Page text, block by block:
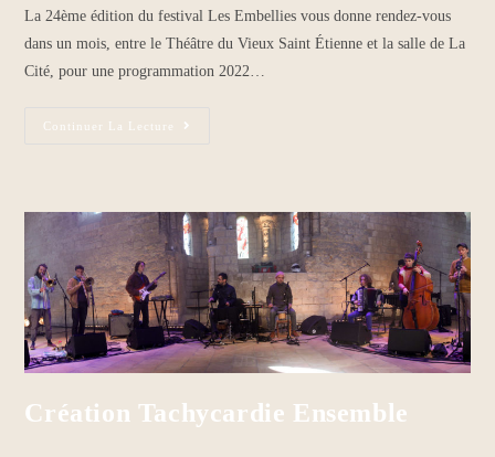
La 24ème édition du festival Les Embellies vous donne rendez-vous
dans un mois, entre le Théâtre du Vieux Saint Étienne et la salle de La
Cité, pour une programmation 2022…
Continuer La Lecture
Création Tachycardie Ensemble